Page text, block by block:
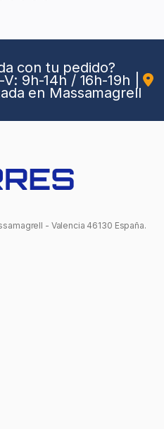
con tu pedido?
9h-14h / 16h-19h
en Massamagrell
- Valencia 46130 España.